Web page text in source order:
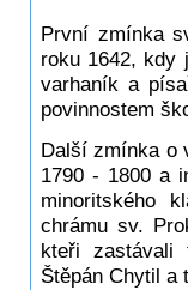
První zmínka
roku 1642, kdy
varhaník a
povinnostem
Další zmínka o
1790 - 1800 a
minoritského
chrámu sv.
kteři zastávali
Štěpán Chytil a